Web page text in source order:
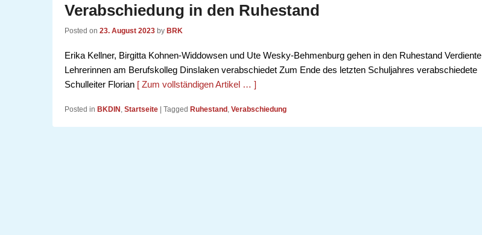
Verabschiedung in den Ruhestand
Posted on 23. August 2023 by BRK
Erika Kellner, Birgitta Kohnen-Widdowsen und Ute Wesky-Behmenburg gehen in den Ruhestand Verdiente
Lehrerinnen am Berufskolleg Dinslaken verabschiedet Zum Ende des letzten Schuljahres verabschiedete
Schulleiter Florian [ Zum vollständigen Artikel … ]
Posted in BKDIN , Startseite Tagged Ruhestand , Verabschiedung